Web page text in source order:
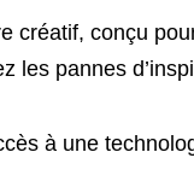
créatif, conçu
les pannes
à une